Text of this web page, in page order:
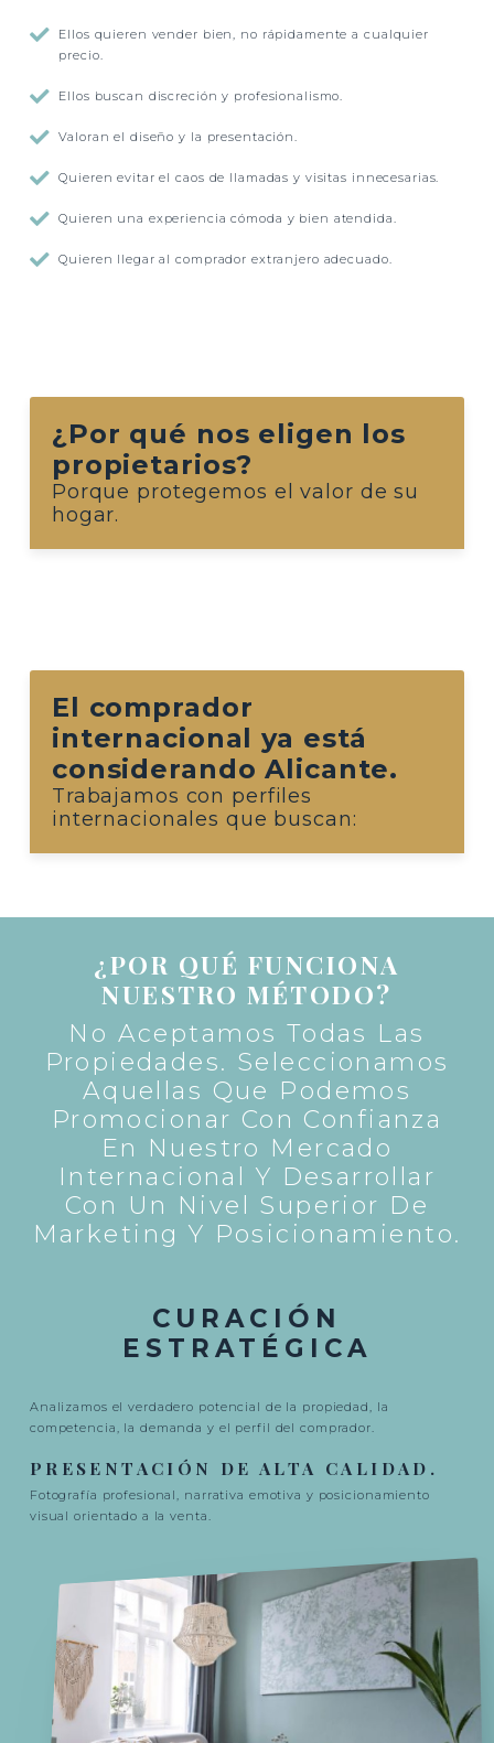

Ellos quieren vender bien, no rápidamente a cualquier
precio.
 Ellos buscan discreción y profesionalismo.
 Valoran el diseño y la presentación.
 Quieren evitar el caos de llamadas y visitas innecesarias.
 Quieren una experiencia cómoda y bien atendida.
 Quieren llegar al comprador extranjero adecuado.
¿Por qué nos eligen los
propietarios?
Porque protegemos el valor de su
hogar.
El comprador
internacional ya está
considerando Alicante.
Trabajamos con perfiles
internacionales que buscan:
¿POR QUÉ FUNCIONA
NUESTRO MÉTODO?
No Aceptamos Todas Las
Propiedades. Seleccionamos
Aquellas Que Podemos
Promocionar Con Confianza
En Nuestro Mercado
Internacional Y Desarrollar
Con Un Nivel Superior De
Marketing Y Posicionamiento.
CURACIÓN
ESTRATÉGICA
Analizamos el verdadero potencial de la propiedad, la
competencia, la demanda y el perfil del comprador.
PRESENTACIÓN DE ALTA CALIDAD.
Fotografía profesional, narrativa emotiva y posicionamiento
visual orientado a la venta.